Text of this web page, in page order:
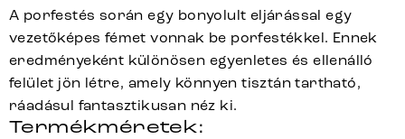
A porfestés során egy bonyolult eljárással egy
vezetőképes fémet vonnak be porfestékkel. Ennek
eredményeként különösen egyenletes és ellenálló
felület jön létre, amely könnyen tisztán tartható,
ráadásul fantasztikusan néz ki.
Termékméretek: